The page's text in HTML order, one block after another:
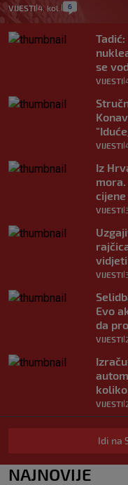
VIJESTI 4. kol. 6
se
VIJESTI
VIJESTI
Iz
cijene
VIJESTI
VIJESTI
Evo
da
VIJESTI
VIJESTI
"Kći
Idi na
NAJNOVIJE